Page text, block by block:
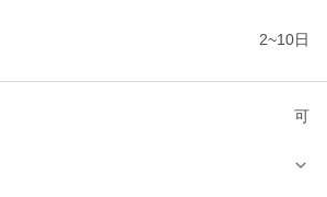
2~10日
可